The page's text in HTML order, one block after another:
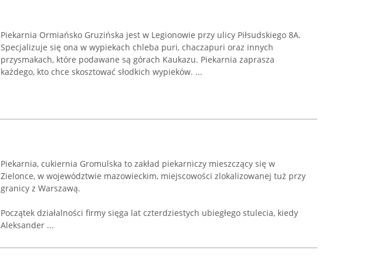
Piekarnia Ormiańsko Gruzińska jest w Legionowie przy ulicy Piłsudskiego 8A.
Specjalizuje się ona w wypiekach chleba puri, chaczapuri oraz innych
przysmakach, które podawane są górach Kaukazu. Piekarnia zaprasza
każdego, kto chce skosztować słodkich wypieków. ...
Piekarnia, cukiernia Gromulska to zakład piekarniczy mieszczący się w
Zielonce, w województwie mazowieckim, miejscowości zlokalizowanej tuż przy
granicy z Warszawą.
Początek działalności firmy sięga lat czterdziestych ubiegłego stulecia, kiedy
Aleksander ...